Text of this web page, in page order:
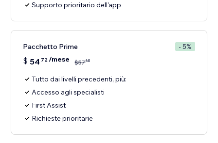
Supporto prioritario dell'app
Pacchetto Prime - 5%
$ 54 72/mese $5760
Tutto dai livelli precedenti, più:
Accesso agli specialisti
First Assist
Richieste prioritarie